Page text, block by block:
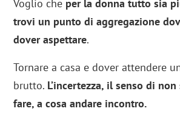
Voglio che per la donna tutto sia
trovi un punto di aggregazione
dover aspettare.
Tornare a casa e dover attendere
brutto. L’incertezza, il senso di non
fare, a cosa andare incontro.